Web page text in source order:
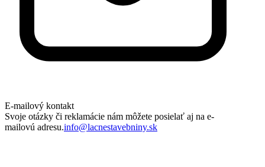
E-mailový kontakt
Svoje otázky či reklamácie nám môžete posielať aj na e-
mailovú adresu.info@lacnestavebniny.sk